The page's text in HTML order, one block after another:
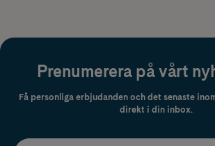
Prenumerera på vårt
Få personliga erbjudanden och det senaste
direkt i din inbox.